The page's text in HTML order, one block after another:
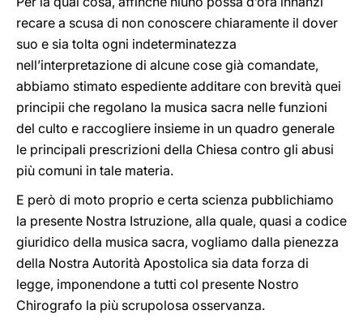
recare a scusa di non conoscere chiaramente il dover
suo e sia tolta ogni indeterminatezza
nell’interpretazione di alcune cose già comandate,
abbiamo stimato espediente additare con brevità quei
principii che regolano la musica sacra nelle funzioni
del culto e raccogliere insieme in un quadro generale
le principali prescrizioni della Chiesa contro gli abusi
più comuni in tale materia.
E però di moto proprio e certa scienza pubblichiamo
la presente Nostra Istruzione, alla quale, quasi a codice
giuridico della musica sacra, vogliamo dalla pienezza
della Nostra Autorità Apostolica sia data forza di
legge, imponendone a tutti col presente Nostro
Chirografo la più scrupolosa osservanza.